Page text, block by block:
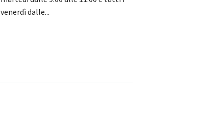
venerdì dalle...